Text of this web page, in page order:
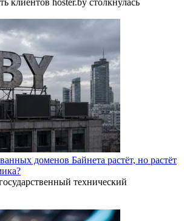
клиентов hoster.by столкнулась
доменов Байнета растёт, но растёт
технический